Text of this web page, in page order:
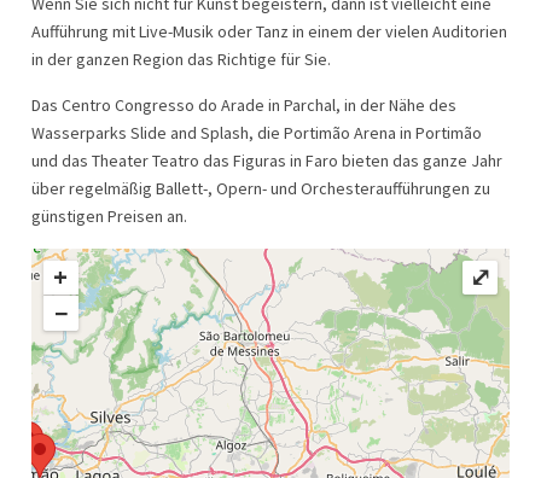
Aufführung mit Live-Musik oder Tanz in einem der vielen Auditorien
in der ganzen Region das Richtige für Sie.
Das Centro Congresso do Arade in Parchal, in der Nähe des
Wasserparks Slide and Splash, die Portimão Arena in Portimão
und das Theater Teatro das Figuras in Faro bieten das ganze Jahr
über regelmäßig Ballett-, Opern- und Orchesteraufführungen zu
günstigen Preisen an.
+
−
⤢